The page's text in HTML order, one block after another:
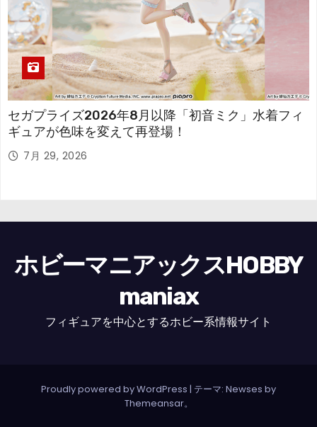
セガプライズ2026年8月以降「初音ミク」水着フィ
ギュアが色味を変えて再登場！
7月 29, 2026
ホビーマニアックスHOBBY
maniax
フィギュアを中心とするホビー系情報サイト
Proudly powered by WordPress | テーマ: Newses by
Themeansar。